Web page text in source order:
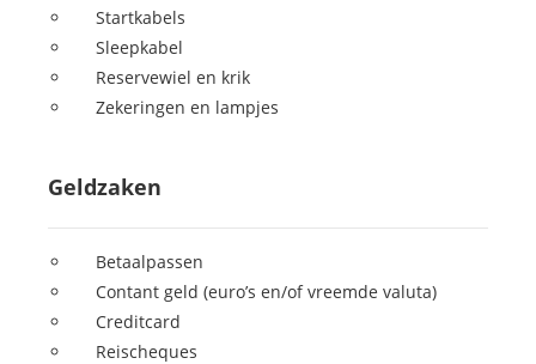
Startkabels
Sleepkabel
Reservewiel en krik
Zekeringen en lampjes
Geldzaken
Betaalpassen
Contant geld (euro’s en/of vreemde valuta)
Creditcard
Reischeques